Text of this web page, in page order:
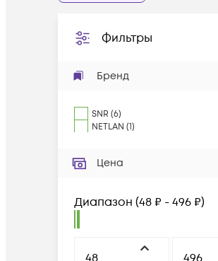
Фильтры
Бренд
SNR (6)
NETLAN (1)
Цена
Диапазон (48 ₽ - 496 ₽)